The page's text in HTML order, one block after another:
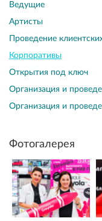
Ведущие
Артисты
Проведение
Корпоративы
Открытия под ключ
Организация и
Организация и
Фотогалерея